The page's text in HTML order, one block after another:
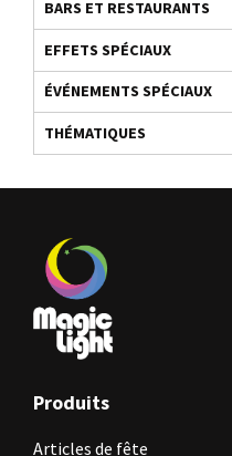
BARS ET RESTAURANTS
EFFETS SPÉCIAUX
ÉVÉNEMENTS SPÉCIAUX
THÉMATIQUES
Produits
Articles de fête